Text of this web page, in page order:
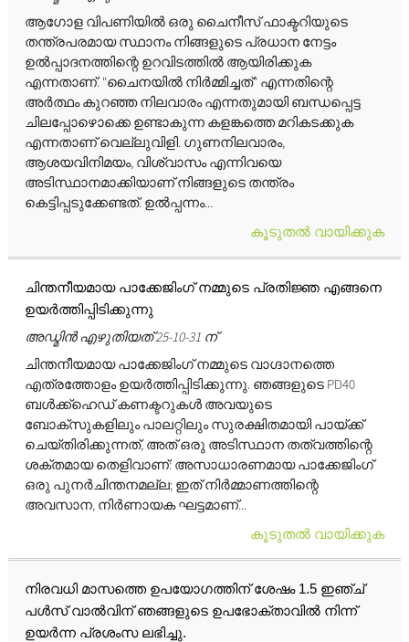
ആഗോള വിപണിയിൽ ഒരു ചൈനീസ് ഫാക്ടറിയുടെ
തന്ത്രപരമായ സ്ഥാനം നിങ്ങളുടെ പ്രധാന നേട്ടം
ഉൽപ്പാദനത്തിന്റെ ഉറവിടത്തിൽ ആയിരിക്കുക
എന്നതാണ്. "ചൈനയിൽ നിർമ്മിച്ചത്" എന്നതിന്റെ
അർത്ഥം കുറഞ്ഞ നിലവാരം എന്നതുമായി ബന്ധപ്പെട്ട
ചിലപ്പോഴൊക്കെ ഉണ്ടാകുന്ന കളങ്കത്തെ മറികടക്കുക
എന്നതാണ് വെല്ലുവിളി. ഗുണനിലവാരം,
ആശയവിനിമയം, വിശ്വാസം എന്നിവയെ
അടിസ്ഥാനമാക്കിയാണ് നിങ്ങളുടെ തന്ത്രം
കെട്ടിപ്പടുക്കേണ്ടത്. ഉൽപ്പന്നം...
കൂടുതൽ വായിക്കുക
ചിന്തനീയമായ പാക്കേജിംഗ് നമ്മുടെ പ്രതിജ്ഞ എങ്ങനെ
ഉയർത്തിപ്പിടിക്കുന്നു
അഡ്മിൻ എഴുതിയത് 25-10-31 ന്
ചിന്തനീയമായ പാക്കേജിംഗ് നമ്മുടെ വാഗ്ദാനത്തെ
എത്രത്തോളം ഉയർത്തിപ്പിടിക്കുന്നു. ഞങ്ങളുടെ PD40
ബൾക്ക്ഹെഡ് കണക്ടറുകൾ അവയുടെ
ബോക്സുകളിലും പാലറ്റിലും സുരക്ഷിതമായി പായ്ക്ക്
ചെയ്തിരിക്കുന്നത്, അത് ഒരു അടിസ്ഥാന തത്വത്തിന്റെ
ശക്തമായ തെളിവാണ്: അസാധാരണമായ പാക്കേജിംഗ്
ഒരു പുനർചിന്തനമല്ല; ഇത് നിർമ്മാണത്തിന്റെ
അവസാന, നിർണായക ഘട്ടമാണ്...
കൂടുതൽ വായിക്കുക
നിരവധി മാസത്തെ ഉപയോഗത്തിന് ശേഷം 1.5 ഇഞ്ച്
പൾസ് വാൽവിന് ഞങ്ങളുടെ ഉപഭോക്താവിൽ നിന്ന്
ഉയർന്ന പ്രശംസ ലഭിച്ചു.